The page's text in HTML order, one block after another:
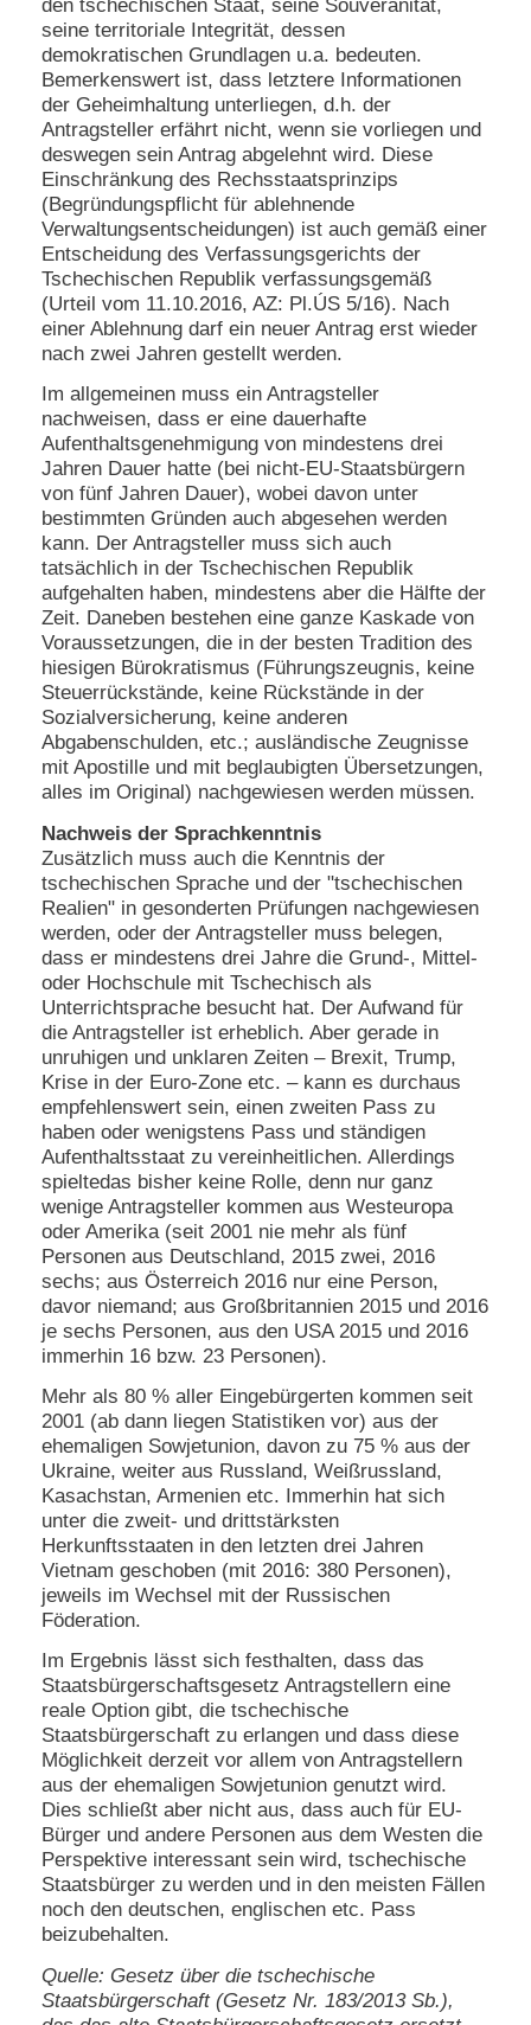
den tschechischen Staat, seine Souveränität,
seine territoriale Integrität, dessen
demokratischen Grundlagen u.a. bedeuten.
Bemerkenswert ist, dass letztere Informationen
der Geheimhaltung unterliegen, d.h. der
Antragsteller erfährt nicht, wenn sie vorliegen und
deswegen sein Antrag abgelehnt wird. Diese
Einschränkung des Rechsstaatsprinzips
(Begründungspflicht für ablehnende
Verwaltungsentscheidungen) ist auch gemäß einer
Entscheidung des Verfassungsgerichts der
Tschechischen Republik verfassungsgemäß
(Urteil vom 11.10.2016, AZ: Pl.ÚS 5/16). Nach
einer Ablehnung darf ein neuer Antrag erst wieder
nach zwei Jahren gestellt werden.
Im allgemeinen muss ein Antragsteller
nachweisen, dass er eine dauerhafte
Aufenthaltsgenehmigung von mindestens drei
Jahren Dauer hatte (bei nicht-EU-Staatsbürgern
von fünf Jahren Dauer), wobei davon unter
bestimmten Gründen auch abgesehen werden
kann. Der Antragsteller muss sich auch
tatsächlich in der Tschechischen Republik
aufgehalten haben, mindestens aber die Hälfte der
Zeit. Daneben bestehen eine ganze Kaskade von
Voraussetzungen, die in der besten Tradition des
hiesigen Bürokratismus (Führungszeugnis, keine
Steuerrückstände, keine Rückstände in der
Sozialversicherung, keine anderen
Abgabenschulden, etc.; ausländische Zeugnisse
mit Apostille und mit beglaubigten Übersetzungen,
alles im Original) nachgewiesen werden müssen.
Nachweis der Sprachkenntnis
Zusätzlich muss auch die Kenntnis der
tschechischen Sprache und der "tschechischen
Realien" in gesonderten Prüfungen nachgewiesen
werden, oder der Antragsteller muss belegen,
dass er mindestens drei Jahre die Grund-, Mittel-
oder Hochschule mit Tschechisch als
Unterrichtsprache besucht hat. Der Aufwand für
die Antragsteller ist erheblich. Aber gerade in
unruhigen und unklaren Zeiten – Brexit, Trump,
Krise in der Euro-Zone etc. – kann es durchaus
empfehlenswert sein, einen zweiten Pass zu
haben oder wenigstens Pass und ständigen
Aufenthaltsstaat zu vereinheitlichen. Allerdings
spieltedas bisher keine Rolle, denn nur ganz
wenige Antragsteller kommen aus Westeuropa
oder Amerika (seit 2001 nie mehr als fünf
Personen aus Deutschland, 2015 zwei, 2016
sechs; aus Österreich 2016 nur eine Person,
davor niemand; aus Großbritannien 2015 und 2016
je sechs Personen, aus den USA 2015 und 2016
immerhin 16 bzw. 23 Personen).
Mehr als 80 % aller Eingebürgerten kommen seit
2001 (ab dann liegen Statistiken vor) aus der
ehemaligen Sowjetunion, davon zu 75 % aus der
Ukraine, weiter aus Russland, Weißrussland,
Kasachstan, Armenien etc. Immerhin hat sich
unter die zweit- und drittstärksten
Herkunftsstaaten in den letzten drei Jahren
Vietnam geschoben (mit 2016: 380 Personen),
jeweils im Wechsel mit der Russischen
Föderation.
Im Ergebnis lässt sich festhalten, dass das
Staatsbürgerschaftsgesetz Antragstellern eine
reale Option gibt, die tschechische
Staatsbürgerschaft zu erlangen und dass diese
Möglichkeit derzeit vor allem von Antragstellern
aus der ehemaligen Sowjetunion genutzt wird.
Dies schließt aber nicht aus, dass auch für EU-
Bürger und andere Personen aus dem Westen die
Perspektive interessant sein wird, tschechische
Staatsbürger zu werden und in den meisten Fällen
noch den deutschen, englischen etc. Pass
beizubehalten.
Quelle: Gesetz über die tschechische
Staatsbürgerschaft (Gesetz Nr. 183/2013 Sb.),